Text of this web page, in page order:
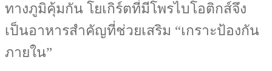
ทางภูมิคุ้มกัน โยเกิร์ตที่มีโพรไบโอติกส์จึง
เป็นอาหารสำคัญที่ช่วยเสริม “เกราะป้องกัน
ภายใน”